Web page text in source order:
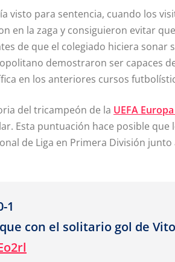
visto para sentencia, cuando los
en la zaga y consiguieron evitar
de que el colegiado hiciera
demostraron ser capaces
en los anteriores cursos
del tricampeón de la UEFA
Esta puntuación hace posible que
de Liga en Primera División
1
con el solitario gol de